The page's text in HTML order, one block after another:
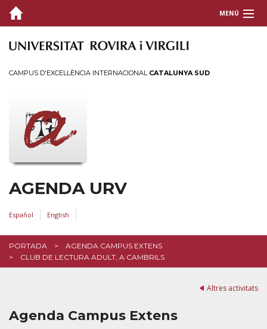
MENÚ
CAMPUS D'EXCEL·LÈNCIA INTERNACIONAL CATALUNYA SUD
AGENDA URV
Español English
PORTADA
AGENDA CAMPUS EXTENS
CLUB DE LECTURA ADULT, A CAMBRILS
Altres activitats
Agenda Campus Extens